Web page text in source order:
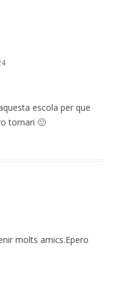
escola per que
tornari 🙂
molts amics.Epero